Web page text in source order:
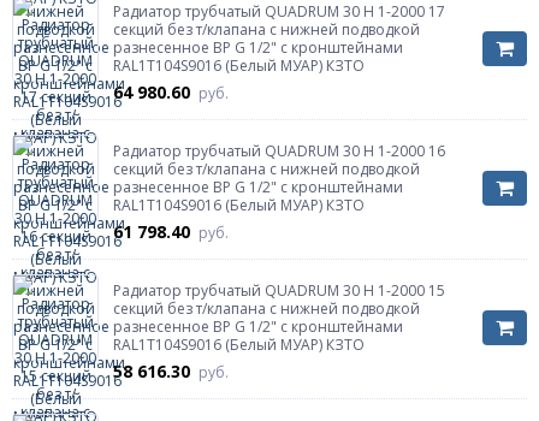
Радиатор трубчатый QUADRUM 30 H 1-2000 17
секций без т/клапана с нижней подводкой
разнесенное ВР G 1/2" с кронштейнами
RAL1T104S9016 (Белый МУАР) КЗТО
64 980.60 руб.
Радиатор трубчатый QUADRUM 30 H 1-2000 16
секций без т/клапана с нижней подводкой
разнесенное ВР G 1/2" с кронштейнами
RAL1T104S9016 (Белый МУАР) КЗТО
61 798.40 руб.
Радиатор трубчатый QUADRUM 30 H 1-2000 15
секций без т/клапана с нижней подводкой
разнесенное ВР G 1/2" с кронштейнами
RAL1T104S9016 (Белый МУАР) КЗТО
58 616.30 руб.